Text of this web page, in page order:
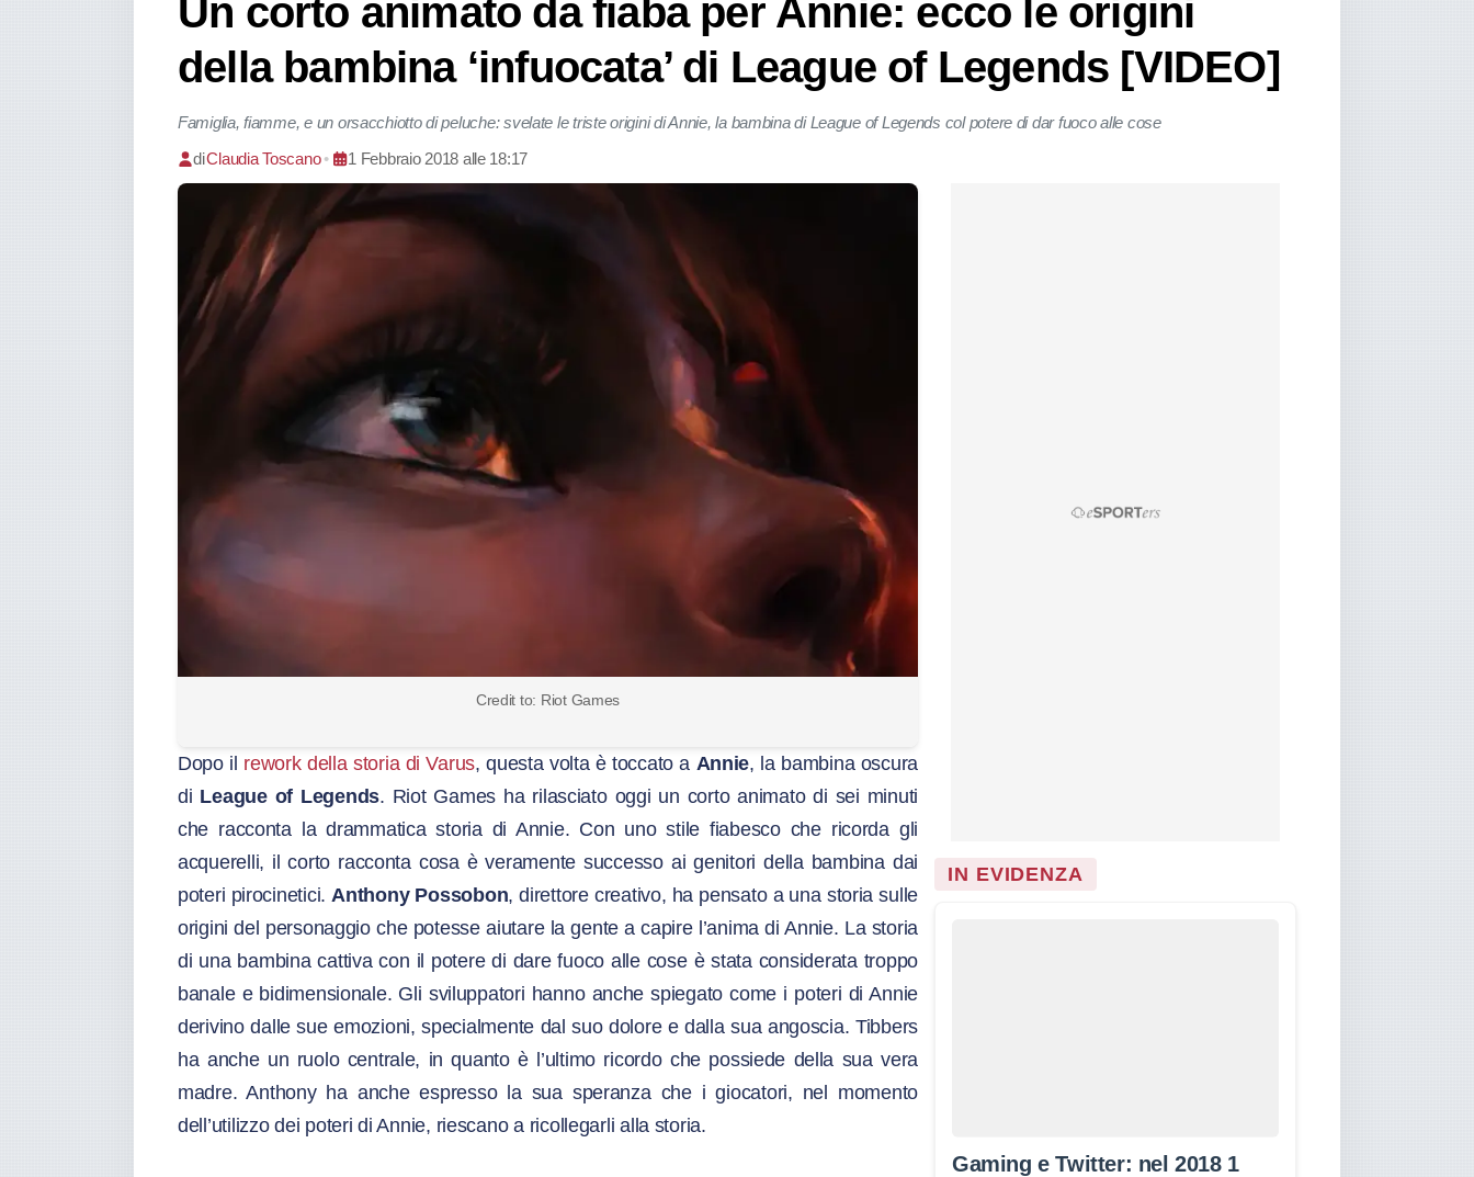
Un corto animato da fiaba per Annie: ecco le origini
della bambina ‘infuocata’ di League of Legends [VIDEO]
Famiglia, fiamme, e un orsacchiotto di peluche: svelate le triste origini di Annie, la bambina di League of Legends col potere di dar fuoco alle cose
diClaudia Toscano • 1 Febbraio 2018 alle 18:17
Credit to: Riot Games
Dopo il rework della storia di Varus, questa volta è toccato a Annie, la bambina oscura
di League of Legends. Riot Games ha rilasciato oggi un corto animato di sei minuti
che racconta la drammatica storia di Annie. Con uno stile fiabesco che ricorda gli
acquerelli, il corto racconta cosa è veramente successo ai genitori della bambina dai
poteri pirocinetici.Anthony Possobon, direttore creativo, ha pensato a una storia sulle
origini del personaggio che potesse aiutare la gente a capire l’anima di Annie. La storia
di una bambina cattiva con il potere di dare fuoco alle cose è stata considerata troppo
banale e bidimensionale. Gli sviluppatori hanno anche spiegato come i poteri di Annie
derivino dalle sue emozioni, specialmente dal suo dolore e dalla sua angoscia. Tibbers
ha anche un ruolo centrale, in quanto è l’ultimo ricordo che possiede della sua vera
madre. Anthony ha anche espresso la sua speranza che i giocatori, nel momento
dell’utilizzo dei poteri di Annie, riescano a ricollegarli alla storia.
IN EVIDENZA
Gaming e Twitter: nel 2018 1